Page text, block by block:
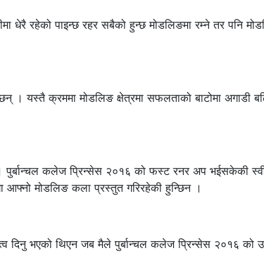
धेरै रहेको पाइन्छ रहर सबैको हुन्छ मोडलिङमा रम्ने तर पनि
। यस्तै क्रममा मोडलिङ क्षेत्रमा सफलताको बाटोमा अगाडी
पुर्बान्चल कलेज प्रिन्सेस २०१६ को फस्ट रनर अप भईसकेकी
आफ्नो मोडलिङ कला प्रस्तुत गरिरहेकी हुन्छिन ।
दिनु भएको थिएन जब मैले पुर्बान्चल कलेज प्रिन्सेस २०१६ को